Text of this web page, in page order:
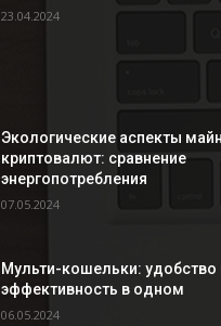
23.04.2024
Экологические аспекты
криптовалют: сравнение
энергопотребления
07.05.2024
Мульти-кошельки: удобство
эффективность в одном
06.05.2024